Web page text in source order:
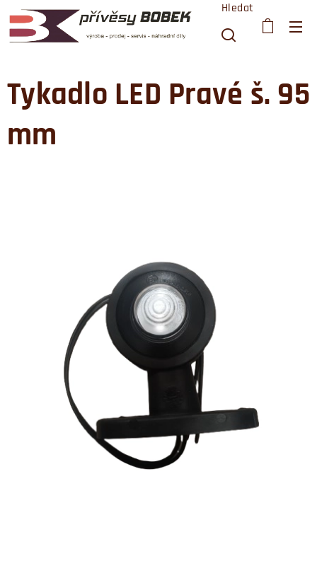
Hledat
Tykadlo LED Pravé š. 95
mm